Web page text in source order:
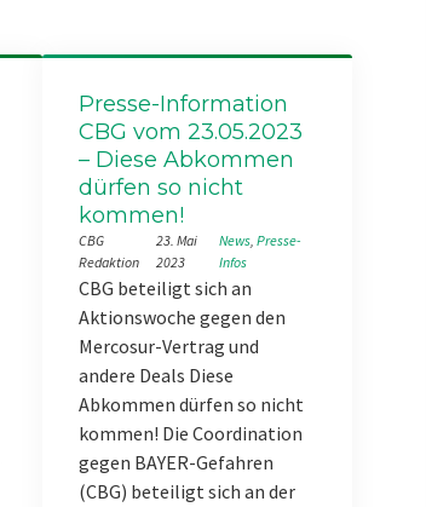
Presse-Information
CBG vom 23.05.2023
– Diese Abkommen
dürfen so nicht
kommen!
CBG
Redaktion
23. Mai
2023
News, Presse-
Infos
CBG beteiligt sich an
Aktionswoche gegen den
Mercosur-Vertrag und
andere Deals Diese
Abkommen dürfen so nicht
kommen! Die Coordination
gegen BAYER-Gefahren
(CBG) beteiligt sich an der